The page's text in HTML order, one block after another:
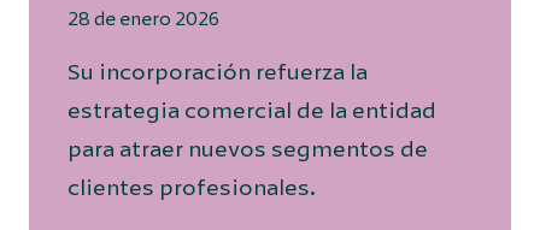
28 de enero 2026
Su incorporación refuerza la
estrategia comercial de la entidad
para atraer nuevos segmentos de
clientes profesionales.